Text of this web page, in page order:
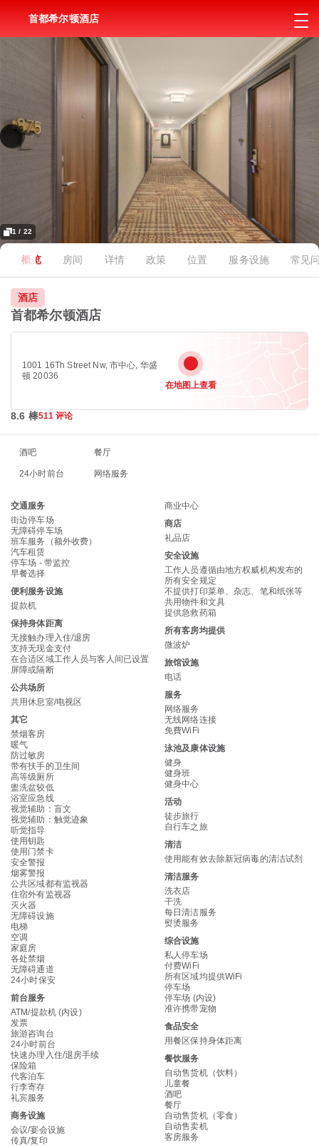
首都希尔顿酒店
1 / 22
概览 房间 详情 政策 位置 服务设施 常见
酒店
首都希尔顿酒店
1001 16Th Street Nw, 市中心, 华盛
顿 20036
在地图上查看
8.6 棒511 评论
酒吧 餐厅
24小时前台 网络服务
交通服务
街边停车场
无障碍停车场
班车服务（额外收费）
汽车租赁
停车场 - 带监控
早餐选择
便利服务设施
提款机
保持身体距离
无接触办理入住/退房
支持无现金支付
在合适区域工作人员与客人间已设置
屏障或隔断
公共场所
共用休息室/电视区
其它
禁烟客房
暖气
防过敏房
带有扶手的卫生间
高等级厕所
盥洗盆较低
浴室应急线
视觉辅助：盲文
视觉辅助：触觉迹象
听觉指导
使用钥匙
使用门禁卡
安全警报
烟雾警报
公共区域都有监视器
住宿外有监视器
灭火器
无障碍设施
电梯
空调
家庭房
各处禁烟
无障碍通道
24小时保安
前台服务
ATM/提款机 (内设)
发票
旅游咨询台
24小时前台
快速办理入住/退房手续
保险箱
代客泊车
行李寄存
礼宾服务
商务设施
会议/宴会设施
传真/复印
商业中心
商店
礼品店
安全设施
工作人员遵循由地方权威机构发布的
所有安全规定
不提供打印菜单、杂志、笔和纸张等
共用物件和文具
提供急救药箱
所有客房均提供
微波炉
旅馆设施
电话
服务
网络服务
无线网络连接
免費WiFi
泳池及康体设施
健身
健身班
健身中心
活动
徒步旅行
自行车之旅
清洁
使用能有效去除新冠病毒的清洁试剂
清洁服务
洗衣店
干洗
每日清洁服务
熨烫服务
综合设施
私人停车场
付费WiFi
所有区域均提供WiFi
停车场
停车场 (内设)
准许携带宠物
食品安全
用餐区保持身体距离
餐饮服务
自动售货机（饮料）
儿童餐
酒吧
餐厅
自动售货机（零食）
自动售卖机
客房服务